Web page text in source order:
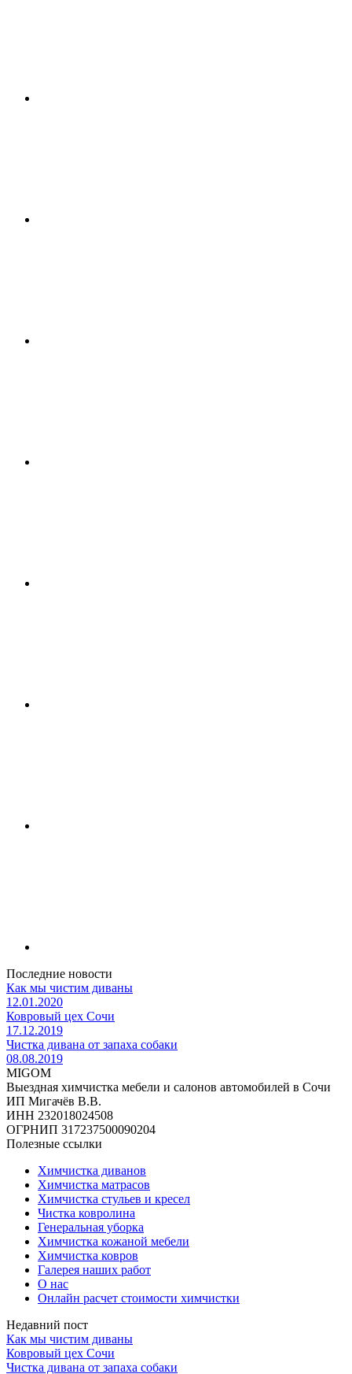
Последние новости
Как мы чистим диваны
12.01.2020
Ковровый цех Сочи
17.12.2019
Чистка дивана от запаха собаки
08.08.2019
MIGOM
Выездная химчистка мебели и салонов автомобилей в Сочи
ИП Мигачёв В.В.
ИНН 232018024508
ОГРНИП 317237500090204
Полезные ссылки
Химчистка диванов
Химчистка матрасов
Химчистка стульев и кресел
Чистка ковролина
Генеральная уборка
Химчистка кожаной мебели
Химчистка ковров
Галерея наших работ
О нас
Онлайн расчет стоимости химчистки
Недавний пост
Как мы чистим диваны
Ковровый цех Сочи
Чистка дивана от запаха собаки